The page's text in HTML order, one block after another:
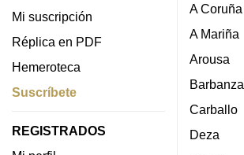
Mi suscripción
Réplica en PDF
Hemeroteca
Suscríbete
REGISTRADOS
A Coruña
A Mariña
Arousa
Barbanza
Carballo
Deza